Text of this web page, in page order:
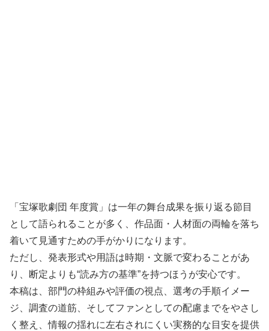
「宝塚歌劇団 年度賞」は一年の舞台成果を振り返る節目
として語られることが多く、作品面・人材面の両輪を落ち
着いて見通すための手がかりになります。
ただし、発表形式や用語は時期・文脈で変わることがあ
り、断定よりも“読み方の基準”を持つほうが安心です。
本稿は、部門の枠組みや評価の視点、選考の手順イメー
ジ、調査の道筋、そしてファンとしての配慮までをやさし
く整え、情報の揺れに左右されにくい実務的な目安を提供